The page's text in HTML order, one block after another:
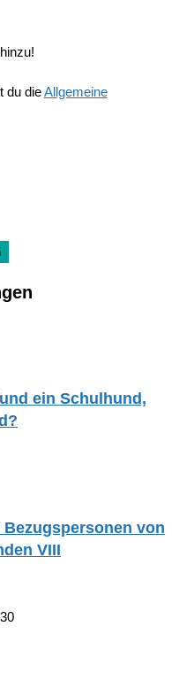
du dieAllgemeine
ein Schulhund,
von
VIII